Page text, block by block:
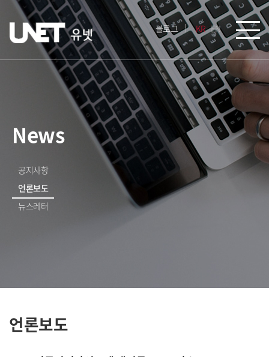
블로그 KR EN
News
공지사항
언론보도
뉴스레터
언론보도